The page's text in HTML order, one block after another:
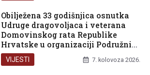
Obilježena 33 godišnjica osnutka
Udruge dragovoljaca i veterana
Domovinskog rata Republike
Hrvatske u organizaciji Podružnice
Dubrovačko-neretvanske županije
VIJESTI 7. kolovoza 2026.